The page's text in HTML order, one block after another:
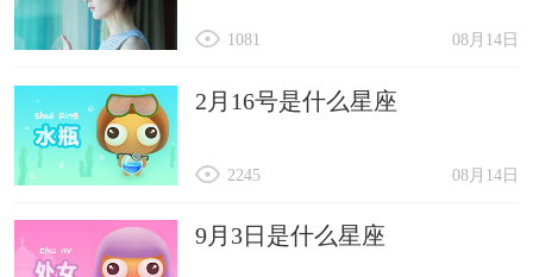
08月14日
1081
2月16号是什么星座
08月14日
2245
9月3日是什么星座